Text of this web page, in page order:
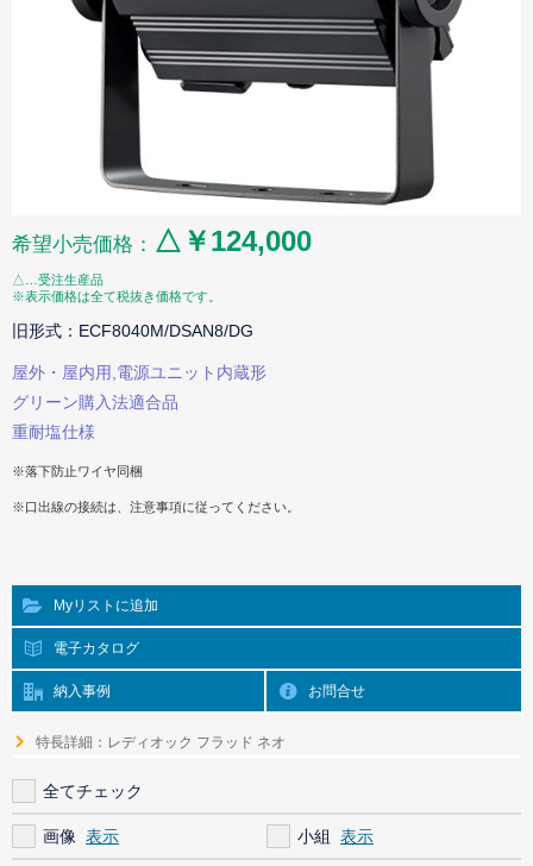
希望小売価格： △￥124,000
△…受注生産品
※表示価格は全て税抜き価格です。
旧形式：ECF8040M/DSAN8/DG
屋外・屋内用,電源ユニット内蔵形
グリーン購入法適合品
重耐塩仕様
※落下防止ワイヤ同梱
※口出線の接続は、注意事項に従ってください。
Myリストに追加
電子カタログ
納入事例 お問合せ
特長詳細：レディオック フラッド ネオ
全てチェック
画像 小組